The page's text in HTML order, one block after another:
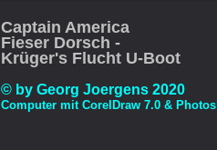
Captain America
Fieser Dorsch -
Krüger's Flucht U-Boot
© by Georg Joergens 2020
Computer mit CorelDraw 7.0 &